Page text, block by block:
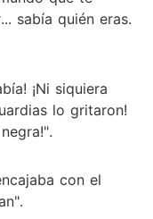
sabía quién eras.
¡Ni siquiera
lo gritaron!
con el